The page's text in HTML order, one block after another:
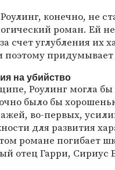
конечно, не
роман. Ей
счет углубления их
поэтому
на убийство
Роулинг могла бы
было бы
во-первых,
для развития
романе погибает
отец Гарри, Сириус